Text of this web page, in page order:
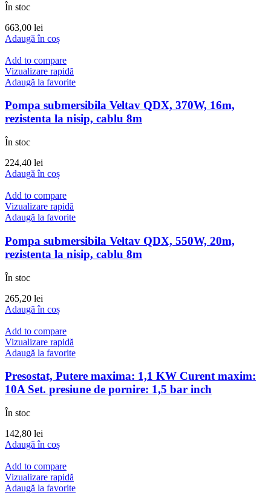
În stoc
663,00 lei
Adaugă în coș
Add to compare
Vizualizare rapidă
Adaugă la favorite
Pompa submersibila Veltav QDX, 370W, 16m,
rezistenta la nisip, cablu 8m
În stoc
224,40 lei
Adaugă în coș
Add to compare
Vizualizare rapidă
Adaugă la favorite
Pompa submersibila Veltav QDX, 550W, 20m,
rezistenta la nisip, cablu 8m
În stoc
265,20 lei
Adaugă în coș
Add to compare
Vizualizare rapidă
Adaugă la favorite
Presostat, Putere maxima: 1,1 KW Curent maxim:
10A Set. presiune de pornire: 1,5 bar inch
În stoc
142,80 lei
Adaugă în coș
Add to compare
Vizualizare rapidă
Adaugă la favorite